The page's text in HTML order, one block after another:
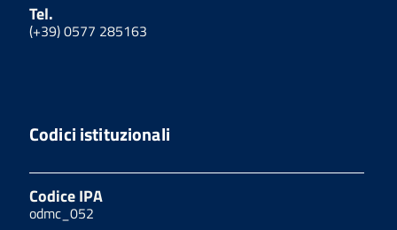
Tel.
(+39) 0577 285163
Codici istituzionali
Codice IPA
odmc_052